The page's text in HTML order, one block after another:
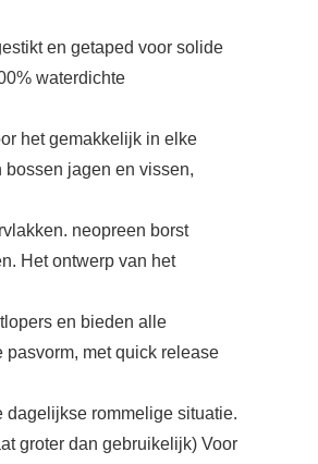
en getaped voor solide
waterdichte
het gemakkelijk in elke
jagen en vissen,
neopreen borst
Het ontwerp van het
en bieden alle
met quick release
dagelijkse rommelige situatie.
groter dan gebruikelijk) Voor